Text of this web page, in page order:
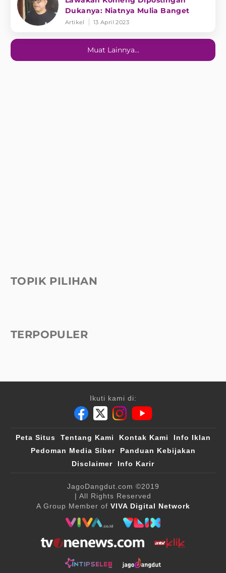
Dukanya: Niatnya Mulia Banget
Artikel 13 April 2023
Muat Lainnya...
TOPIK PILIHAN
TERPOPULER
Ikuti kami di:
Peta Situs Tentang Kami Kontak Kami
Info Iklan
Pedoman Media Siber
Panduan Kebijakan
Disclaimer
Info Karir
JagoDangdut.com ©2019
| All Rights Reserved
A Group Member of VIVA Digital Network